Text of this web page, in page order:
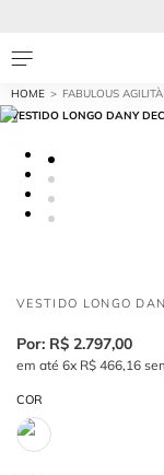
FABULOUS AGILITÀ
VESTIDO LONGO DANY
VESTIDO LONGO
R$ 2.797,00
em até 6x R$ 466,16
COR